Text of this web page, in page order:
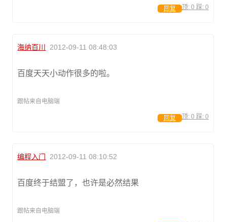
顶: 0 踩: 0
回复
海纳百川 2012-09-11 08:48:03
百度天天小动作很多的啦。
跟帖来自电脑端
顶: 0 踩: 0
回复
编程入门 2012-09-11 08:10:52
百度终于结盟了，也许是必然结果
跟帖来自电脑端